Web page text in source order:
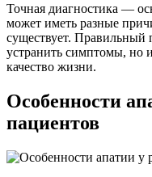
Точная диагностика —
может иметь разные
существует. Правильный
устранить симптомы, но
качество жизни.
Особенности
пациентов